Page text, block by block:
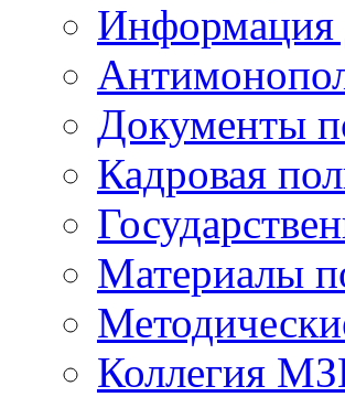
Информация
Документы
Кадровая
Материалы
Коллегия